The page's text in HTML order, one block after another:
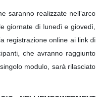
saranno realizzate nell’arco
giornate di lunedì e giovedì,
registrazione online ai link di
che avranno raggiunto
modulo, sarà rilasciato